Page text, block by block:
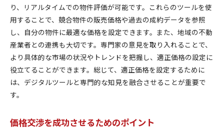
り、リアルタイムでの物件評価が可能です。これらのツールを使
用することで、競合物件の販売価格や過去の成約データを参照
し、自分の物件に最適な価格を設定できます。また、地域の不動
産業者との連携も大切です。専門家の意見を取り入れることで、
より具体的な市場の状況やトレンドを把握し、適正価格の設定に
役立てることができます。総じて、適正価格を設定するために
は、デジタルツールと専門的な知見を融合させることが重要で
す。
価格交渉を成功させるためのポイント